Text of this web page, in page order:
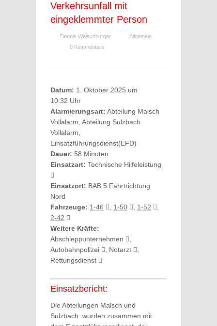
Verkehrsunfall mit
eingeklemmter Person
Dennis Walschburger
Allgemein
0 Kommentare
Datum: 1. Oktober 2025 um
10:32 Uhr
Alarmierungsart: Abteilung Malsch
Vollalarm, Abteilung Sulzbach
Vollalarm,
Einsatzführungsdienst(EFD)
Dauer: 58 Minuten
Einsatzart: Technische Hilfeleistung
Einsatzort: BAB 5 Fahrtrichtung
Nord
Fahrzeuge: 1-46 1-50 1-52
2-42
Weitere Kräfte:
Abschleppunternehmen
Autobahnpolizei
, Notarzt
Rettungsdienst
Einsatzbericht:
Die Abteilungen Malsch und
Sulzbach wurden zusammen mit